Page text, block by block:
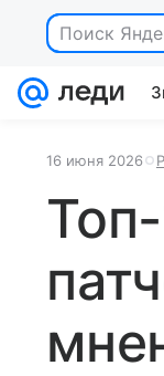
16 июня 2026